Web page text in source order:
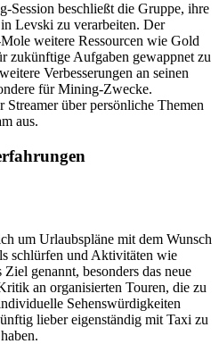
Session beschließt die Gruppe, ihre
Levski zu verarbeiten. Der
weitere Ressourcen wie Gold
zukünftige Aufgaben gewappnet zu
Verbesserungen an seinen
für Mining-Zwecke.
über persönliche Themen
aus.
um Urlaubspläne mit dem Wunsch
schlürfen und Aktivitäten wie
genannt, besonders das neue
an organisierten Touren, die zu
Sehenswürdigkeiten
lieber eigenständig mit Taxi zu